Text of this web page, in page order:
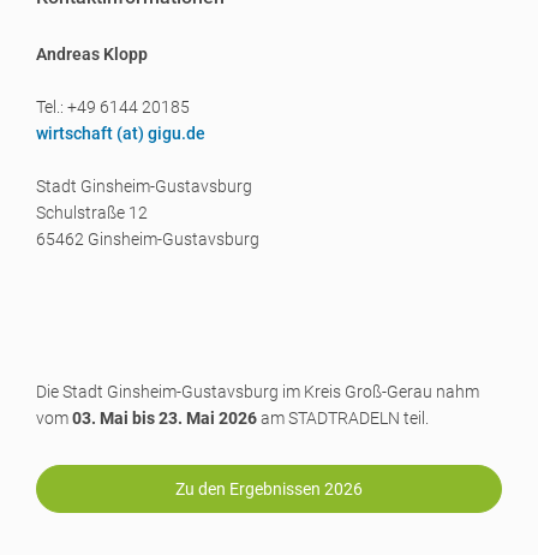
Andreas Klopp
Tel.: +49 6144 20185
wirtschaft (at) gigu.de
Stadt Ginsheim-Gustavsburg
Schulstraße 12
65462 Ginsheim-Gustavsburg
Die Stadt Ginsheim-Gustavsburg im Kreis Groß-Gerau nahm
vom03. Mai bis 23. Mai 2026am STADTRADELN teil.
Zu den Ergebnissen 2026